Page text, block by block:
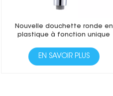
Nouvelle douchette ronde en
plastique à fonction unique
EN SAVOIR PLUS